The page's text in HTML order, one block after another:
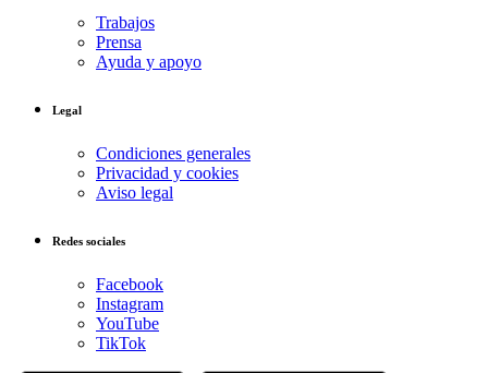
Trabajos
Prensa
Ayuda y apoyo
Legal
Condiciones generales
Privacidad y cookies
Aviso legal
Redes sociales
Facebook
Instagram
YouTube
TikTok